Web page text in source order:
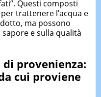
Questi composti
trattenere l’acqua e
ma possono
e sulla qualità
provenienza:
cui proviene